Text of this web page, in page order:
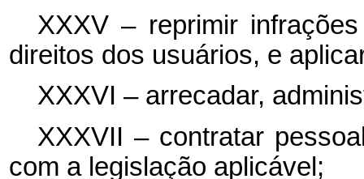
XXXV – reprimir
direitos dos usuários, e
XXXVI – arrecadar,
XXXVII – contratar
com a legislação aplicável;